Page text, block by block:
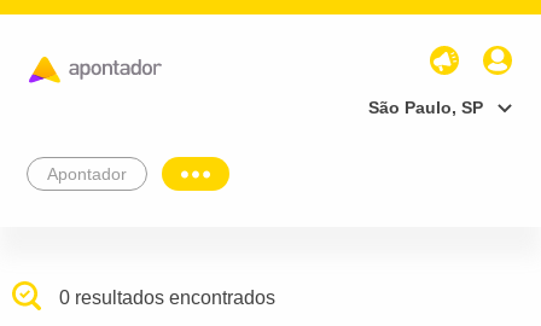
São Paulo, SP
Apontador
0 resultados encontrados